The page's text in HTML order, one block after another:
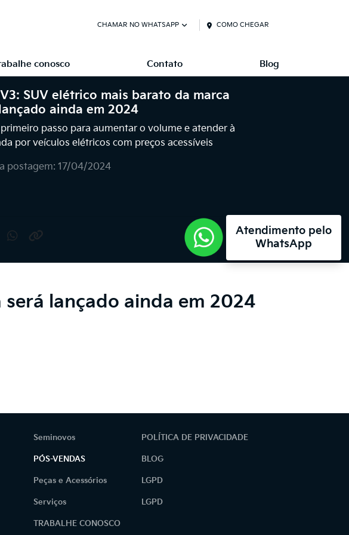
CHAMAR NO WHATSAPP COMO CHEGAR
conosco Contato Blog
SUV elétrico mais barato da marca
ainda em 2024
primeiro passo para aumentar o volume e atender à
por veículos elétricos com preços acessíveis
postagem: 17/04/2024
lançado ainda em 2024
Seminovos
PÓS-VENDAS
Peças e Acessórios
Serviços
TRABALHE CONOSCO
POLÍTICA DE PRIVACIDADE
BLOG
LGPD
LGPD
Atendimento pelo
WhatsApp